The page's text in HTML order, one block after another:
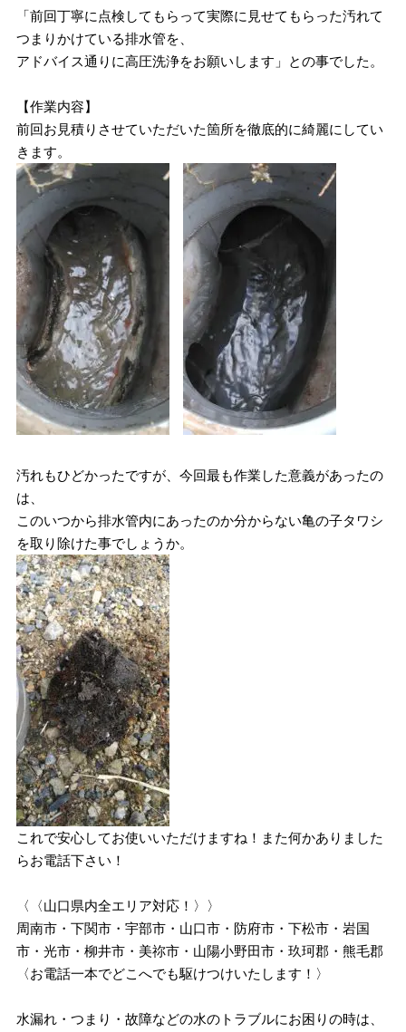
「前回丁寧に点検してもらって実際に見せてもらった汚れて
つまりかけている排水管を、
アドバイス通りに高圧洗浄をお願いします」との事でした。
【作業内容】
前回お見積りさせていただいた箇所を徹底的に綺麗にしてい
きます。
汚れもひどかったですが、今回最も作業した意義があったの
は、
このいつから排水管内にあったのか分からない亀の子タワシ
を取り除けた事でしょうか。
これで安心してお使いいただけますね！また何かありました
らお電話下さい！
〈〈山口県内全エリア対応！〉〉
周南市・下関市・宇部市・山口市・防府市・下松市・岩国
市・光市・柳井市・美祢市・山陽小野田市・玖珂郡・熊毛郡
〈お電話一本でどこへでも駆けつけいたします！〉
水漏れ・つまり・故障などの水のトラブルにお困りの時は、